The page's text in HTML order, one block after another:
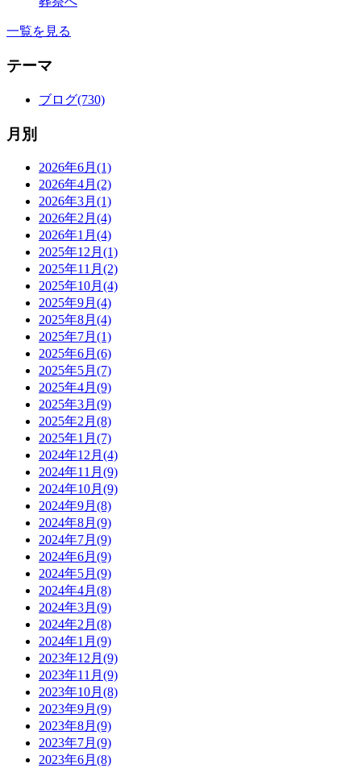
一覧を見る
テーマ
ブログ(730)
月別
2026年6月(1)
2026年4月(2)
2026年3月(1)
2026年2月(4)
2026年1月(4)
2025年12月(1)
2025年11月(2)
2025年10月(4)
2025年9月(4)
2025年8月(4)
2025年7月(1)
2025年6月(6)
2025年5月(7)
2025年4月(9)
2025年3月(9)
2025年2月(8)
2025年1月(7)
2024年12月(4)
2024年11月(9)
2024年10月(9)
2024年9月(8)
2024年8月(9)
2024年7月(9)
2024年6月(9)
2024年5月(9)
2024年4月(8)
2024年3月(9)
2024年2月(8)
2024年1月(9)
2023年12月(9)
2023年11月(9)
2023年10月(8)
2023年9月(9)
2023年8月(9)
2023年7月(9)
2023年6月(8)